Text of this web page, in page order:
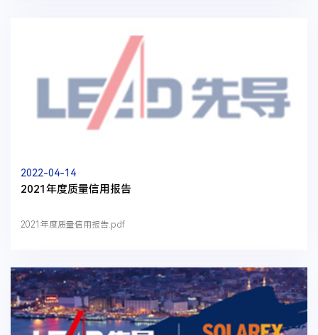
2022-04-14
2021年度质量信用报告
2021年度质量信用报告.pdf